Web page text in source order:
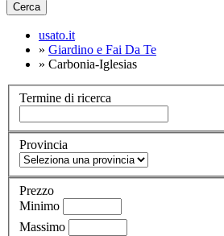
Cerca
usato.it
» Giardino e Fai Da Te
» Carbonia-Iglesias
Termine di ricerca
Provincia
Prezzo
Minimo
Massimo